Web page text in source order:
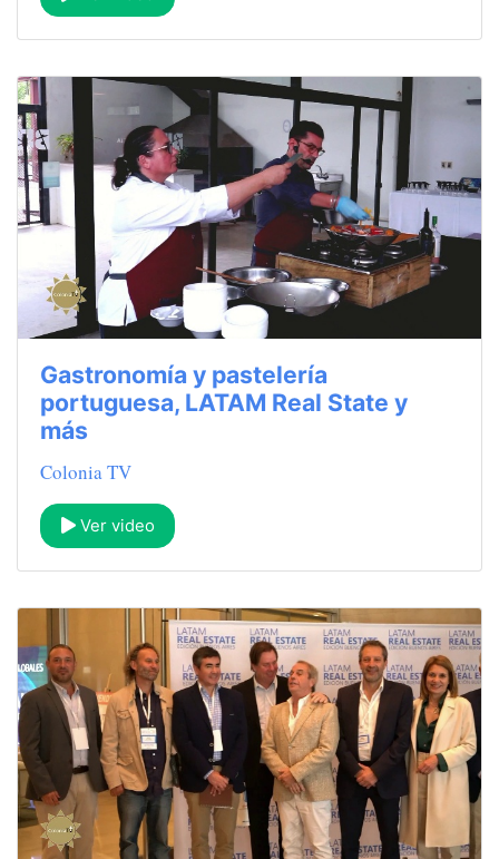
Gastronomía y pastelería
portuguesa, LATAM Real State y
más
Colonia TV
Ver video